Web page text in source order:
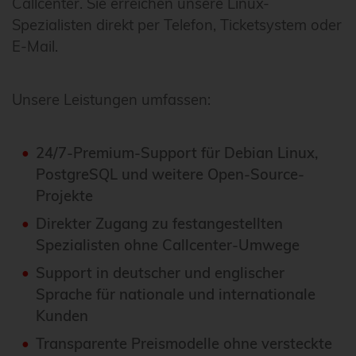
Callcenter. Sie erreichen unsere Linux-
Spezialisten direkt per Telefon, Ticketsystem oder
E-Mail.
Unsere Leistungen umfassen:
24/7-Premium-Support für Debian Linux,
PostgreSQL und weitere Open-Source-
Projekte
Direkter Zugang zu festangestellten
Spezialisten ohne Callcenter-Umwege
Support in deutscher und englischer
Sprache für nationale und internationale
Kunden
Transparente Preismodelle ohne versteckte